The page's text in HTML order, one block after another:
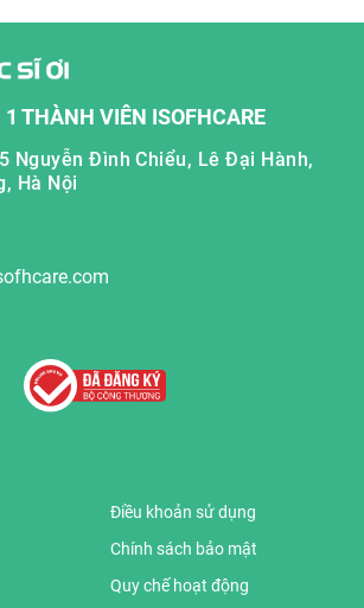
THÀNH VIÊN ISOFHCARE
Nguyễn Đình Chiểu, Lê Đại Hành,
Hà Nội
Điều khoản sử dụng
Chính sách bảo mật
Quy chế hoạt động